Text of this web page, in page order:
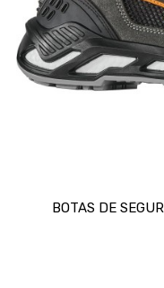
BOTAS DE